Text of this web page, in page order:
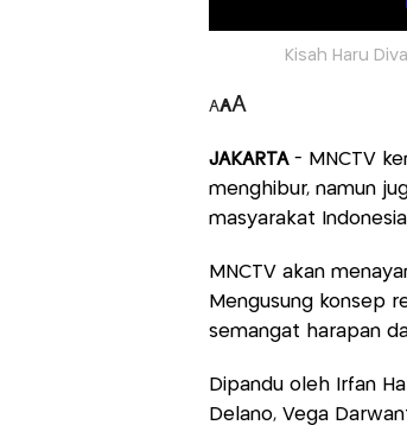
Kisah Haru
AAA
JAKARTA- MNCTV
menghibur, namun
masyarakat
MNCTV akan
Mengusung konsep
semangat harapan
Dipandu oleh Irfan
Delano, Vega